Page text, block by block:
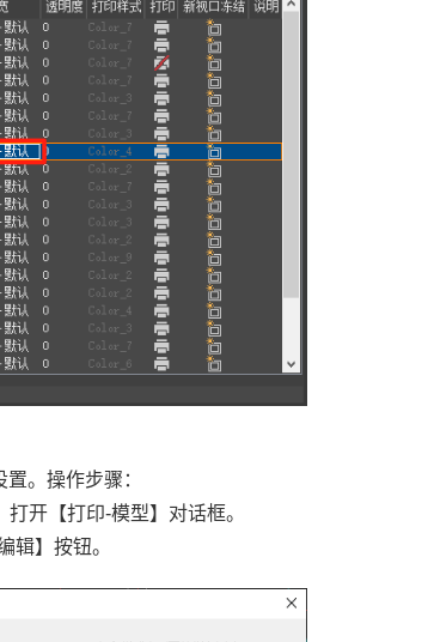
。操作步骤：
开【打印-模型】对话框。
辑】按钮。